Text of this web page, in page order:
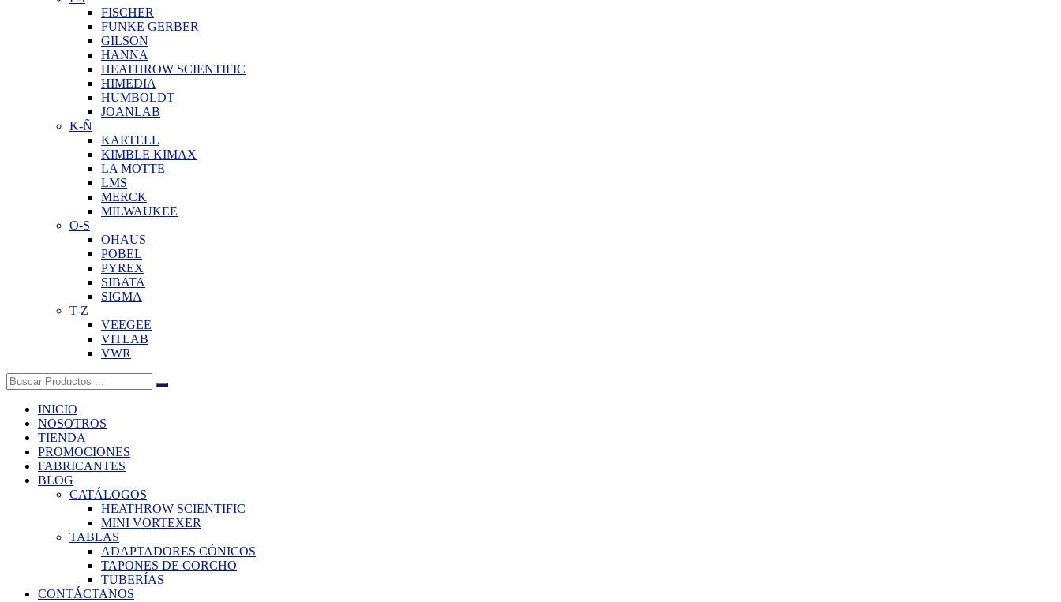
FISCHER
FUNKE GERBER
GILSON
HANNA
HEATHROW SCIENTIFIC
HIMEDIA
HUMBOLDT
JOANLAB
K-Ñ
KARTELL
KIMBLE KIMAX
LA MOTTE
LMS
MERCK
MILWAUKEE
O-S
OHAUS
POBEL
PYREX
SIBATA
SIGMA
T-Z
VEEGEE
VITLAB
VWR
Buscar:
INICIO
NOSOTROS
TIENDA
PROMOCIONES
FABRICANTES
BLOG
CATÁLOGOS
HEATHROW SCIENTIFIC
MINI VORTEXER
TABLAS
ADAPTADORES CÓNICOS
TAPONES DE CORCHO
TUBERÍAS
CONTÁCTANOS